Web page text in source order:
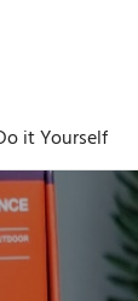
it Yourself